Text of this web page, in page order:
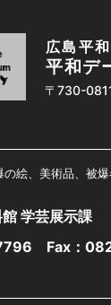
広島平
平和デ
〒730-
絵、美術品、被
学芸展示課
Fax：